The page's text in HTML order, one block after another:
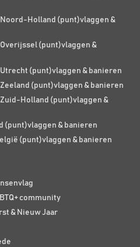
Noord-Holland (punt)vlaggen &
(punt)vlaggen &
(punt)vlaggen & banieren
(punt)vlaggen & banieren
Holland (punt)vlaggen &
(punt)vlaggen & banieren
(punt)vlaggen & banieren
community
& Nieuw Jaar